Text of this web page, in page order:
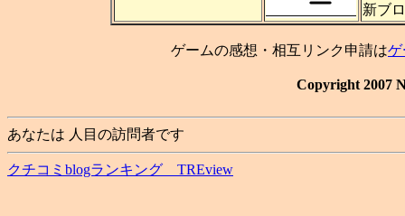
新ブ
ゲームの感想・相互リンク申請はゲ
Copyright 2007
あなたは 人目の訪問者です
クチコミblogランキング TREview